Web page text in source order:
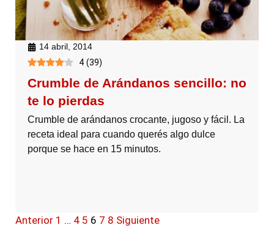
14 abril, 2014
4 (39)
Crumble de Arándanos sencillo: no
te lo pierdas
Crumble de arándanos crocante, jugoso y fácil. La
receta ideal para cuando querés algo dulce
porque se hace en 15 minutos.
Anterior 1 … 4 5 6 7 8 Siguiente